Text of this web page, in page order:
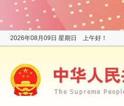
2026年08月09日 星期日 上午好！